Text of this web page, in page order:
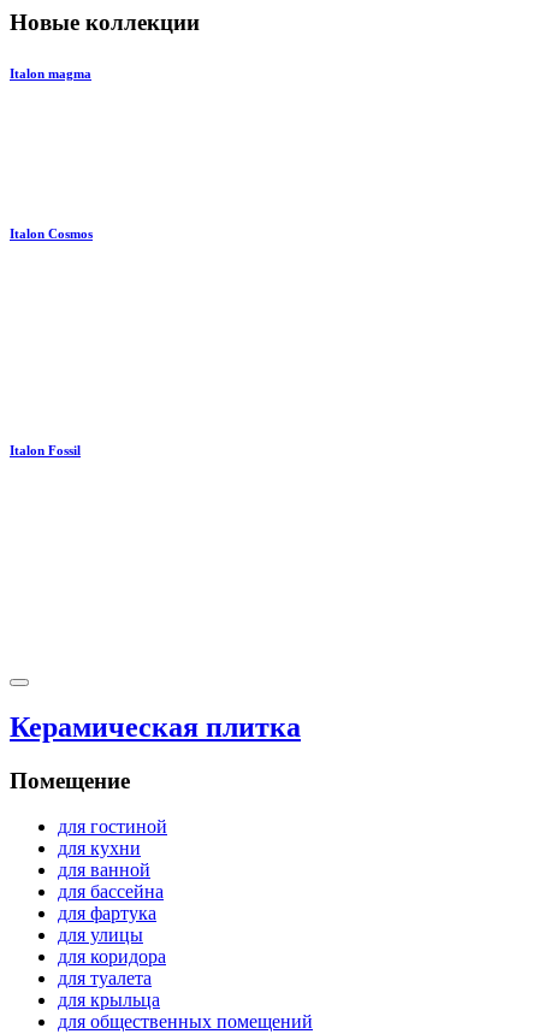
Новые коллекции
Italon magma
Italon Cosmos
Italon Fossil
Керамическая плитка
Помещение
для гостиной
для кухни
для ванной
для бассейна
для фартука
для улицы
для коридора
для туалета
для крыльца
для общественных помещений